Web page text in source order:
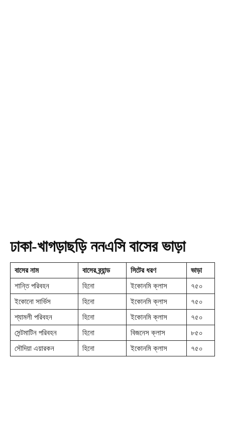
ঢাকা-খাগড়াছড়ি ননএসি বাসের ভাড়া
বাসের নাম বাসের ব্র্যান্ড সিটের ধরণ
ভাড়া
শান্তি পরিবহন
হিনো ইকোনমি ক্লাস
৭৫০
ইকোনো সার্ভিস
হিনো ইকোনমি ক্লাস
৭৫০
শ্যামলী পরিবহন
হিনো ইকোনমি ক্লাস
৭৫০
সেন্টমাটিন পরিবহন
হিনো বিজনেস ক্লাস
৮৫০
সৌদিয়া এয়ারকন
হিনো ইকোনমি ক্লাস ৭৫০